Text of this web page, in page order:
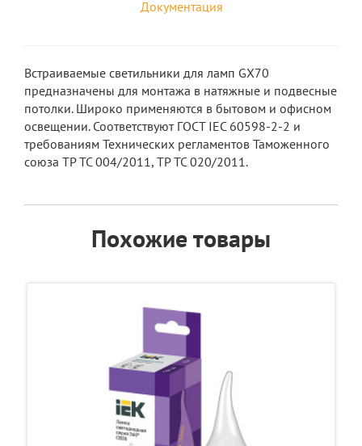
Документация
Встраиваемые светильники для ламп GX70
предназначены для монтажа в натяжные и подвесные
потолки. Широко применяются в бытовом и офисном
освещении. Соответствуют ГОСТ IEC 60598-2-2 и
требованиям Технических регламентов Таможенного
союза ТР ТС 004/2011, ТР ТС 020/2011.
Похожие товары